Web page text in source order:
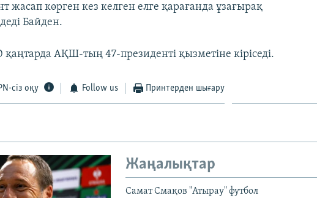
жасап көрген кез келген елге қарағанда ұзағырақ
Байден.
АҚШ-тың 47-президенті қызметіне кіріседі.
сіз оқу Follow us Принтерден шығару
Жаңалықтар
Самат Смақов "Атырау" футбол